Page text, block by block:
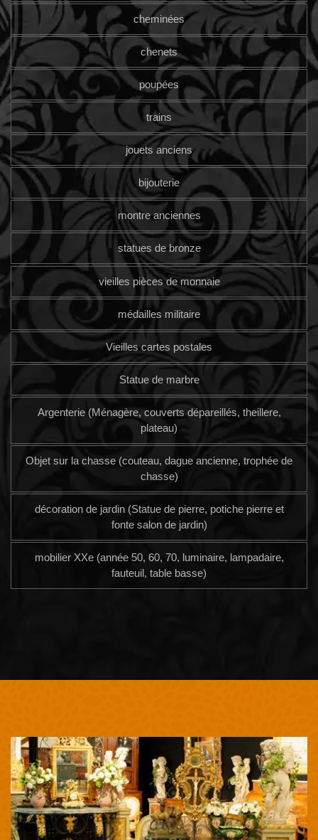
cheminées
chenets
poupées
trains
jouets anciens
bijouterie
montre anciennes
statues de bronze
vieilles pièces de monnaie
médailles militaire
Vieilles cartes postales
Statue de marbre
Argenterie (Ménagère, couverts dépareillés, theillere,
plateau)
Objet sur la chasse (couteau, dague ancienne, trophée de
chasse)
décoration de jardin (Statue de pierre, potiche pierre et
fonte salon de jardin)
mobilier XXe (année 50, 60, 70, luminaire, lampadaire,
fauteuil, table basse)